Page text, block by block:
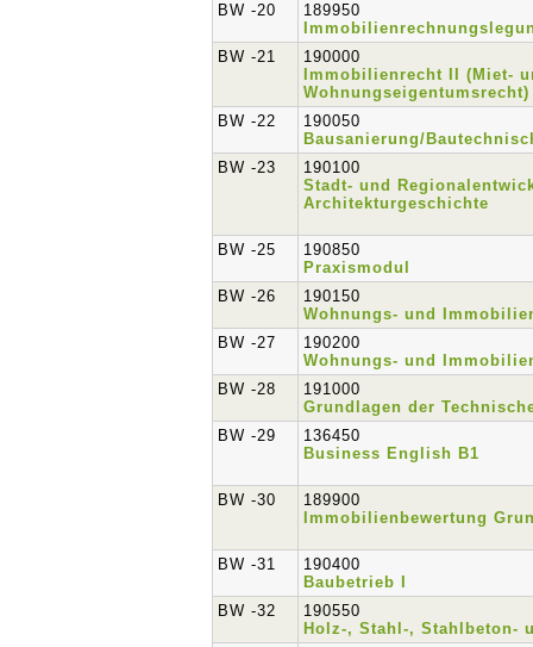
BW -20
189950
BW -21
190000
Immobilienrecht II (Miet-
Wohnungseigentumsrecht)
BW -22
190050
Bausanierung/
BW -23
190100
Stadt- und
Architekturgeschichte
BW -25
190850
Praxismodul
BW -26
190150
Wohnungs- und
BW -27
190200
Wohnungs- und
BW -28
191000
Grundlagen der
BW -29
136450
Business English B1
BW -30
189900
Immobilienbewertung
BW -31
190400
Baubetrieb I
BW -32
190550
Holz-, Stahl-, Stahlbeton-